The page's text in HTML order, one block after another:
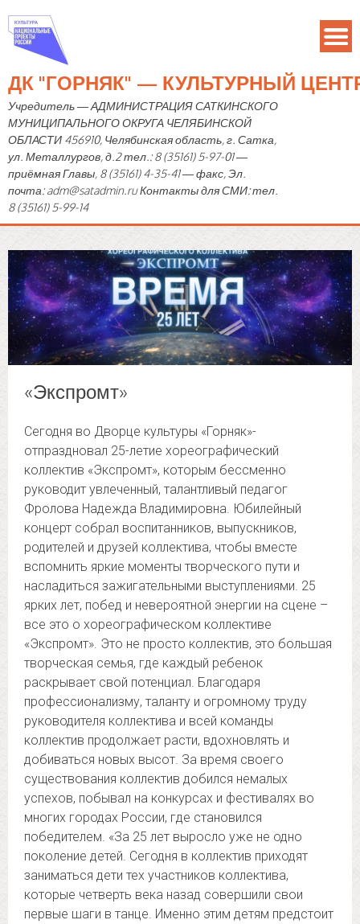
ДК "ГОРНЯК" — КУЛЬТУРНЫЙ
Учредитель — АДМИНИСТРАЦИЯ САТКИНСКОГО
МУНИЦИПАЛЬНОГО ОКРУГА ЧЕЛЯБИНСКОЙ
ОБЛАСТИ 456910, Челябинская область, г. Сатка,
ул. Металлургов, д.2 тел.: 8 (35161) 5-97-01 —
приёмная Главы, 8 (35161) 4-35-41 — факс, Эл.
почта: adm@satadmin.ru Контакты для СМИ: тел.
8 (35161) 5-99-14
«Экспромт»
Сегодня во Дворце культуры «Горняк»-
отпраздновал 25-летие хореографический
коллектив «Экспромт», которым бессменно
руководит увлеченный, талантливый педагог
Фролова Надежда Владимировна. Юбилейный
концерт собрал воспитанников, выпускников,
родителей и друзей коллектива, чтобы вместе
вспомнить яркие моменты творческого пути и
насладиться зажигательными выступлениями. 25
ярких лет, побед и невероятной энергии на сцене –
все это о хореографическом коллективе
«Экспромт». Это не просто коллектив, это большая
творческая семья, где каждый ребенок
раскрывает свой потенциал. Благодаря
профессионализму, таланту и огромному труду
руководителя коллектива и всей команды
коллектив продолжает расти, вдохновлять и
добиваться новых высот. За время своего
существования коллектив добился немалых
успехов, побывал на конкурсах и фестивалях во
многих городах России, где становился
победителем. «За 25 лет выросло уже не одно
поколение детей. Сегодня в коллектив приходят
заниматься дети тех участников коллектива,
которые четверть века назад совершили свои
первые шаги в танце. Именно этим детям предстоит